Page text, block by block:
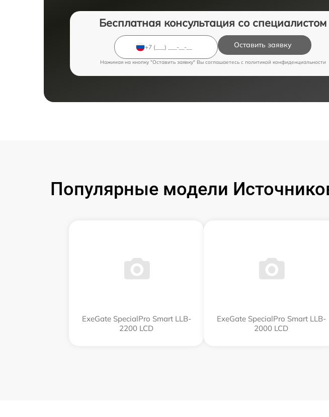
Бесплатная консультация со специалистом
Оставить заявку
Нажимая на кнопку "Оставить заявку" Вы соглашаетесь c политикой конфиденциальности
Популярные модели
ExeGate SpecialPro Smart LLB-
2200 LCD
ExeGate SpecialPro Smart LLB-
2000 LCD